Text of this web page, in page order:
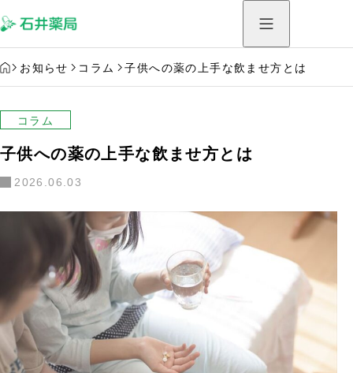
HOME
お知らせ コラム 子供への薬の上手な飲ませ方とは
コラム
子供への薬の上手な飲ませ方とは
2026.06.03